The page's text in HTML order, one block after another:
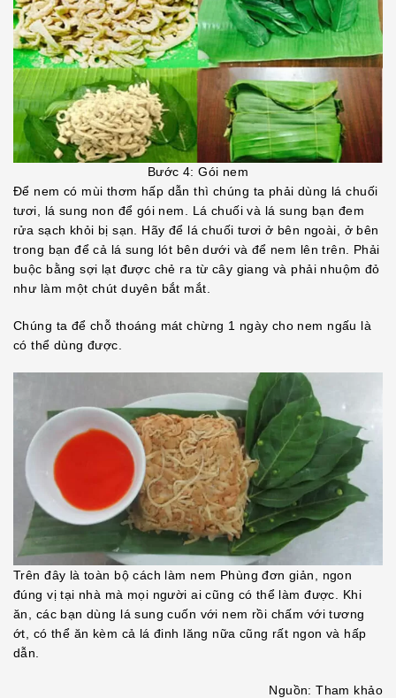
Bước 4: Gói nem
Để nem có mùi thơm hấp dẫn thì chúng ta phải dùng lá chuối
tươi, lá sung non để gói nem. Lá chuối và lá sung bạn đem
rửa sạch khỏi bị sạn. Hãy để lá chuối tươi ở bên ngoài, ở bên
trong bạn để cả lá sung lót bên dưới và để nem lên trên. Phải
buộc bằng sợi lạt được chẻ ra từ cây giang và phải nhuộm đỏ
như làm một chút duyên bắt mắt.
Chúng ta để chỗ thoáng mát chừng 1 ngày cho nem ngấu là
có thể dùng được.
Trên đây là toàn bộ cách làm nem Phùng đơn giản, ngon
đúng vị tại nhà mà mọi người ai cũng có thể làm được. Khi
ăn, các bạn dùng lá sung cuốn với nem rồi chấm với tương
ớt, có thể ăn kèm cả lá đinh lăng nữa cũng rất ngon và hấp
dẫn.
Nguồn: Tham khảo